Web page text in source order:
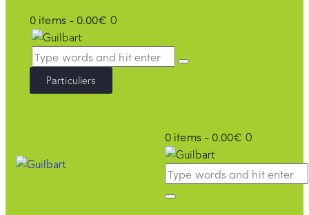
0 items - 0.00€ 0
Particuliers
0 items - 0.00€ 0